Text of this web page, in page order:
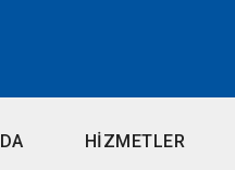
HİZMETLER